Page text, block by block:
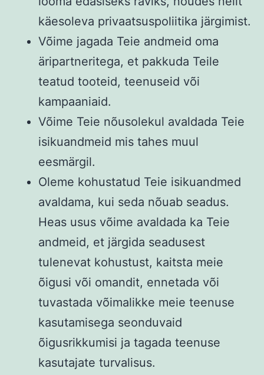
käesoleva privaatsuspoliitika järgimist.
Võime jagada Teie andmeid oma
äripartneritega, et pakkuda Teile
teatud tooteid, teenuseid või
kampaaniaid.
Võime Teie nõusolekul avaldada Teie
isikuandmeid mis tahes muul
eesmärgil.
Oleme kohustatud Teie isikuandmed
avaldama, kui seda nõuab seadus.
Heas usus võime avaldada ka Teie
andmeid, et järgida seadusest
tulenevat kohustust, kaitsta meie
õigusi või omandit, ennetada või
tuvastada võimalikke meie teenuse
kasutamisega seonduvaid
õigusrikkumisi ja tagada teenuse
kasutajate turvalisus.